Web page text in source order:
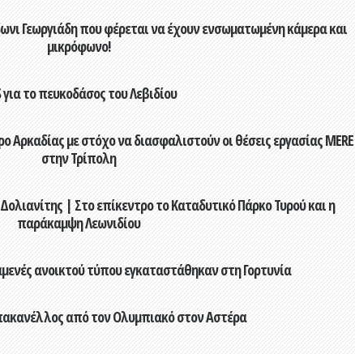
Γεωργιάδη που φέρεται να έχουν ενσωματωμένη κάμερα και
μικρόφωνο!
για το πευκοδάσος του Λεβιδίου
με στόχο να διασφαλιστούν οι θέσεις εργασίας MERE
στην Τρίπολη
| Στο επίκεντρο το Καταδυτικό Πάρκο Τυρού και η
παράκαμψη Λεωνιδίου
ανοικτού τύπου εγκαταστάθηκαν στη Γορτυνία
από τον Ολυμπιακό στον Αστέρα